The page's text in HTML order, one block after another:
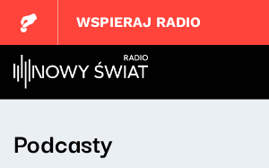
WSPIERAJ RADIO
Podcasty